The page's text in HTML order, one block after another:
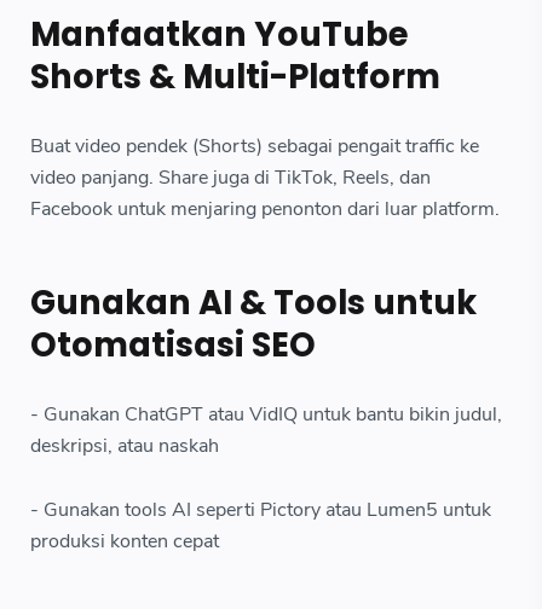
Manfaatkan YouTube
Shorts & Multi-Platform
Buat video pendek (Shorts) sebagai pengait traffic ke
video panjang. Share juga di TikTok, Reels, dan
Facebook untuk menjaring penonton dari luar platform.
Gunakan AI & Tools untuk
Otomatisasi SEO
- Gunakan ChatGPT atau VidIQ untuk bantu bikin judul,
deskripsi, atau naskah
- Gunakan tools AI seperti Pictory atau Lumen5 untuk
produksi konten cepat